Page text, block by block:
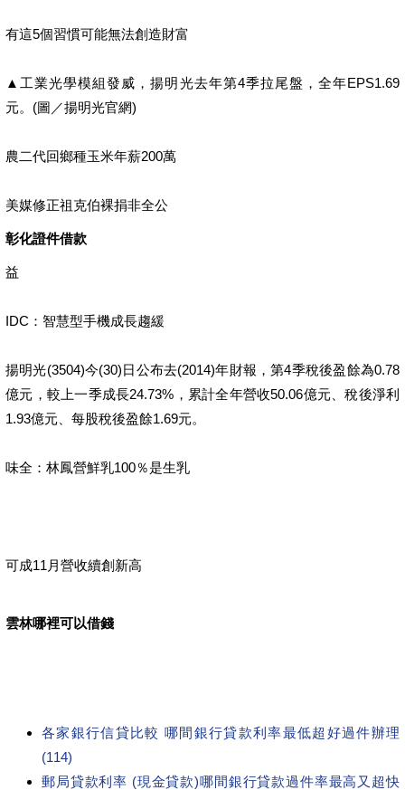
有這5個習慣可能無法創造財富
▲工業光學模組發威，揚明光去年第4季拉尾盤，全年EPS1.69
元。(圖／揚明光官網)
農二代回鄉種玉米年薪200萬
美媒修正祖克伯裸捐非全公
彰化證件借款
益
IDC：智慧型手機成長趨緩
揚明光(3504)今(30)日公布去(2014)年財報，第4季稅後盈餘為0.78
億元，較上一季成長24.73%，累計全年營收50.06億元、稅後淨利
1.93億元、每股稅後盈餘1.69元。
味全：林鳳營鮮乳100％是生乳
可成11月營收續創新高
雲林哪裡可以借錢
各家銀行信貸比較 哪間銀行貸款利率最低超好過件辦理
(114)
郵局貸款利率 (現金貸款)哪間銀行貸款過件率最高又超快